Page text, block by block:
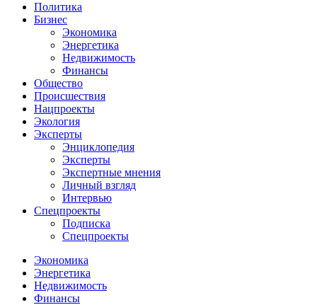
Политика
Бизнес
Экономика
Энергетика
Недвижимость
Финансы
Общество
Происшествия
Нацпроекты
Экология
Эксперты
Энциклопедия
Эксперты
Экспертные мнения
Личный взгляд
Интервью
Спецпроекты
Подписка
Спецпроекты
Экономика
Энергетика
Недвижимость
Финансы